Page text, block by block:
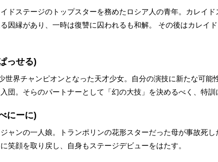
ドステージのトップスターを務めたロシア人の青年。カレイ
因縁があり、一時は復讐に囚われるも和解。 その後はカレイ
っせる)
世界チャンピオンとなった天才少女。自分の演技に新たな可能
団。そらのパートナーとして「幻の大技」を決めるべく、特訓
にーに)
ャンの一人娘。トランポリンの花形スターだった母が事故死
笑顔を取り戻し、自身もステージデビューをはたす。